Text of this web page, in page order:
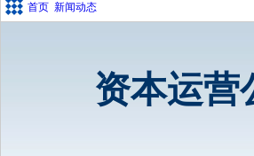
首页 新闻动态
资本运营